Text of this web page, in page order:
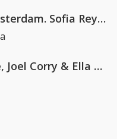
Kris Kross Amsterdam. Sofia Reyes & Tinie Tempah
Nathan Dawe, Joel Corry & Ella Henderson